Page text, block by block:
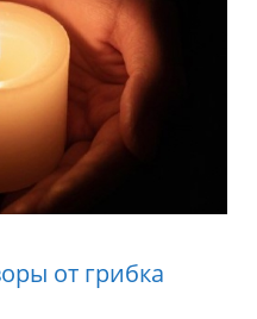
от грибка